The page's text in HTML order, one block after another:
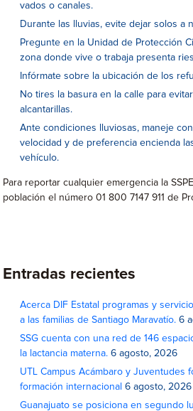
vados o canales.
Durante las lluvias, evite dejar solos a
Pregunte en la Unidad de Protección
zona donde vive o trabaja presenta
Infórmate sobre la ubicación de los
No tires la basura en la calle para
alcantarillas.
Ante condiciones lluviosas, maneje
velocidad y de preferencia encienda
vehículo.
Para reportar cualquier emergencia la
población el número 01 800 7147 911 de
Entradas recientes
Acerca DIF Estatal programas y
a las familias de Santiago Maravatío. 6
SSG cuenta con una red de 146
la lactancia materna. 6 agosto, 2026
UTL Campus Acámbaro y Juventudes
formación internacional 6 agosto, 2026
Guanajuato se posiciona en segundo